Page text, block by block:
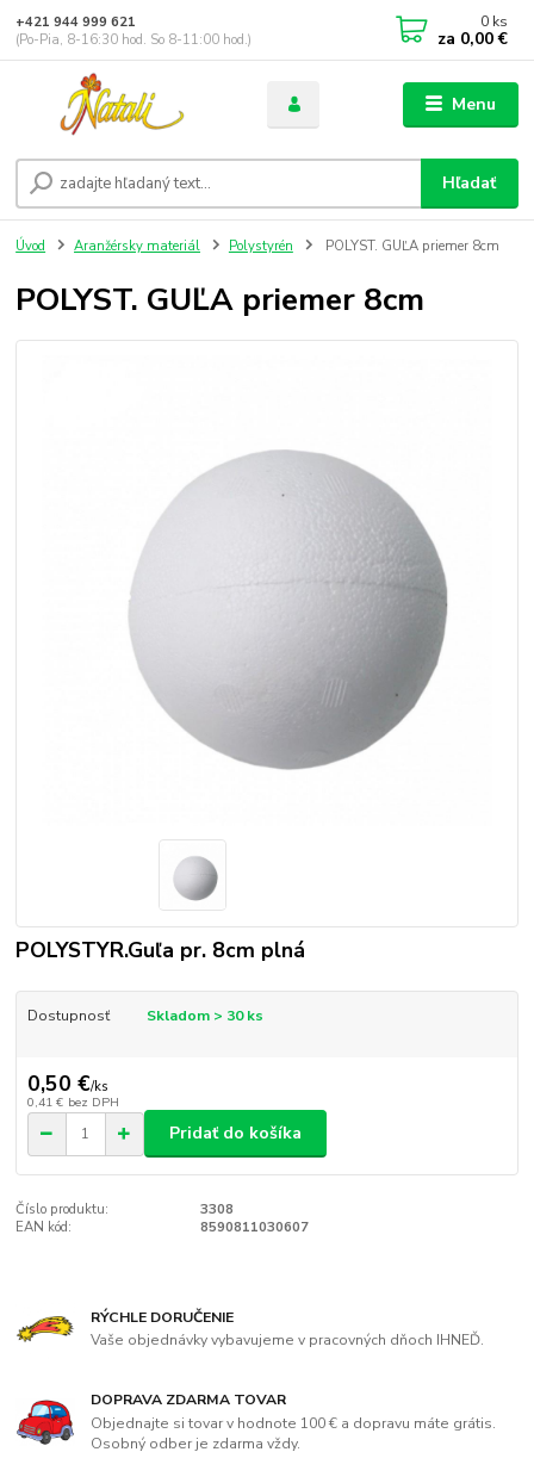
Menu
Hľadať
+421 944 999 621
(Po-Pia, 8-16:30 hod. So 8-11:00 hod.)
0 ks
za 0,00 €
Úvod Aranžérsky materiál Polystyrén POLYST. GUĽA priemer 8cm
POLYST. GUĽA priemer 8cm
POLYSTYR.Guľa pr. 8cm plná
Dostupnosť Skladom > 30 ks
0,50 €/ks
0,41 € bez DPH
Pridať do košíka
Číslo produktu:
3308
EAN kód:
8590811030607
RÝCHLE DORUČENIE
Vaše objednávky vybavujeme v pracovných dňoch IHNEĎ.
DOPRAVA ZDARMA TOVAR
Objednajte si tovar v hodnote 100 € a dopravu máte grátis.
Osobný odber je zdarma vždy.